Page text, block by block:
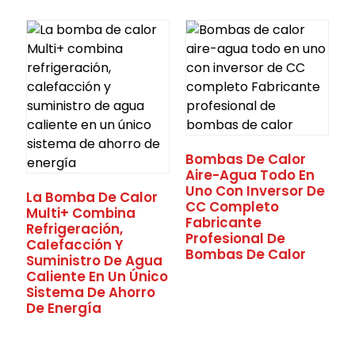
La Bomba De Calor
Multi+ Combina
Refrigeración,
Calefacción Y
Suministro De Agua
Caliente En Un Único
Sistema De Ahorro
De Energía
Bombas De Calor
Aire-Agua Todo En
Uno Con Inversor De
CC Completo
Fabricante
Profesional De
Bombas De Calor